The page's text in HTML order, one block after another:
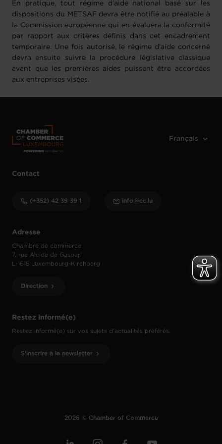
En pratique, tout régime d’aide national basé sur les
dispositions du METSAF devra être notifié au préalable à
la Commission européenne qui en évaluera la conformité
par rapport aux critères définis dans cet encadrement
temporaire. Une fois autorisé, le régime d’aide concerné
devra ensuite suivre la procédure législative classique
avant que les premières aides puissent être accordées
aux entreprises visées.
Restez informé(e)
Restez informé(e) sur vos sujets d’actualités préférés.
S'inscrire à la newsletter
Adresse
Chambre de commerce
7, rue Alcide de Gasperi
L-1615 Luxembourg-Kirchberg
Direction
Contact
(+352) 42 39 39 1 info@cc.lu
2026 © Chamber of Commerce